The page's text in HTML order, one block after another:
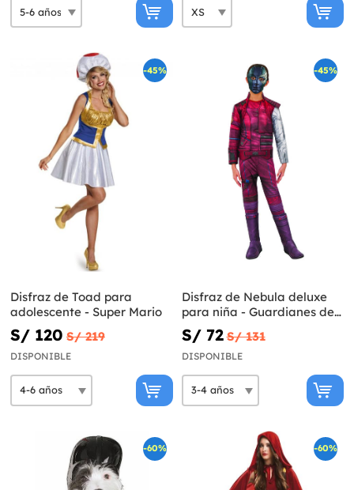
-45%
Disfraz de Toad para
adolescente - Super Mario
S/ 120 S/ 219
DISPONIBLE
-45%
Disfraz de Nebula deluxe
para niña - Guardianes de
la Galaxia Vol 2
S/ 72 S/ 131
DISPONIBLE
-60% -60%